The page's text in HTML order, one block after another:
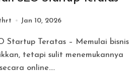
Jan 10, 2026
tetapi sulit menemukannya
secara online....